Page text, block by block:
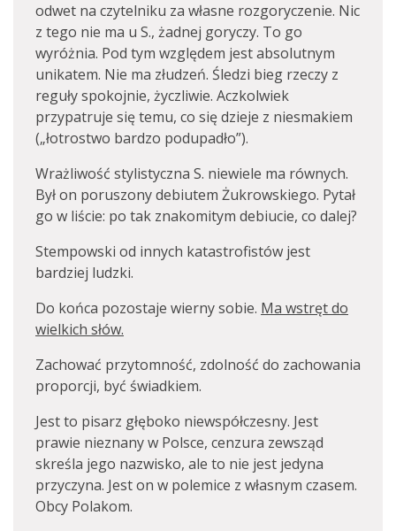
odwet na czytelniku za własne rozgoryczenie. Nic
z tego nie ma u S., żadnej goryczy. To go
wyróżnia. Pod tym względem jest absolutnym
unikatem. Nie ma złudzeń. Śledzi bieg rzeczy z
reguły spokojnie, życzliwie. Aczkolwiek
przypatruje się temu, co się dzieje z niesmakiem
(„łotrostwo bardzo podupadło”).
Wrażliwość stylistyczna S. niewiele ma równych.
Był on poruszony debiutem Żukrowskiego. Pytał
go w liście: po tak znakomitym debiucie, co dalej?
Stempowski od innych katastrofistów jest
bardziej ludzki.
Do końca pozostaje wierny sobie. Ma wstręt do
wielkich słów.
Zachować przytomność, zdolność do zachowania
proporcji, być świadkiem.
Jest to pisarz głęboko niewspółczesny. Jest
prawie nieznany w Polsce, cenzura zewsząd
skreśla jego nazwisko, ale to nie jest jedyna
przyczyna. Jest on w polemice z własnym czasem.
Obcy Polakom.